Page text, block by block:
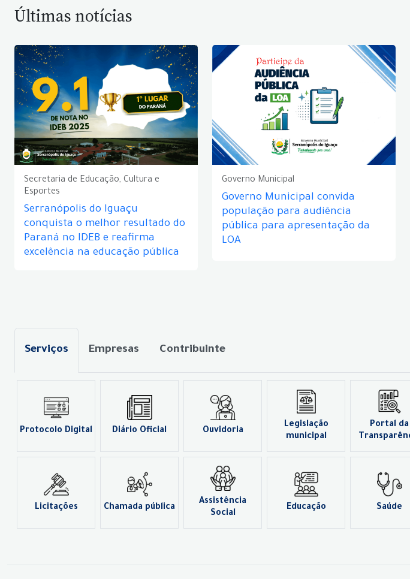
Últimas notícias
Secretaria de Educação, Cultura e
Esportes
Serranópolis do Iguaçu
conquista o melhor resultado do
Paraná no IDEB e reafirma
excelência na educação pública
Governo Municipal
Governo Municipal convida
população para audiência
pública para apresentação da
LOA
Serviços Empresas Contribuinte
Protocolo Digital Diário Oficial Ouvidoria
Legislação
municipal
Portal da
Licitações Chamada pública
Assistência
Social
Educação Saúde